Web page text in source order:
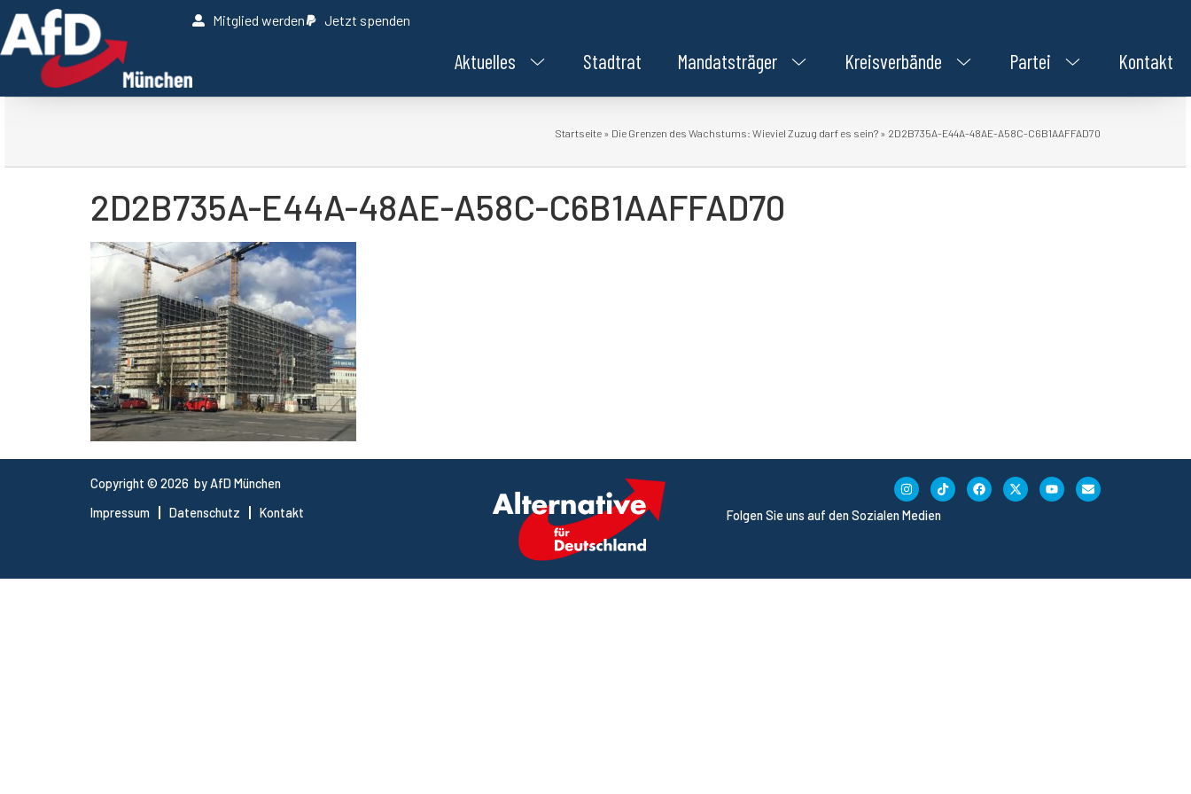
Mitglied werden Jetzt spenden
Aktuelles Stadtrat Mandatsträger Kreisverbände Partei Kontakt
Startseite » Die Grenzen des Wachstums: Wieviel Zuzug darf es sein? » 2D2B735A-E44A-48AE-A58C-C6B1AAFFAD70
2D2B735A-E44A-48AE-A58C-C6B1AAFFAD70
Copyright © 2026 by AfD München
Impressum
Datenschutz Kontakt Folgen Sie uns auf den Sozialen Medien